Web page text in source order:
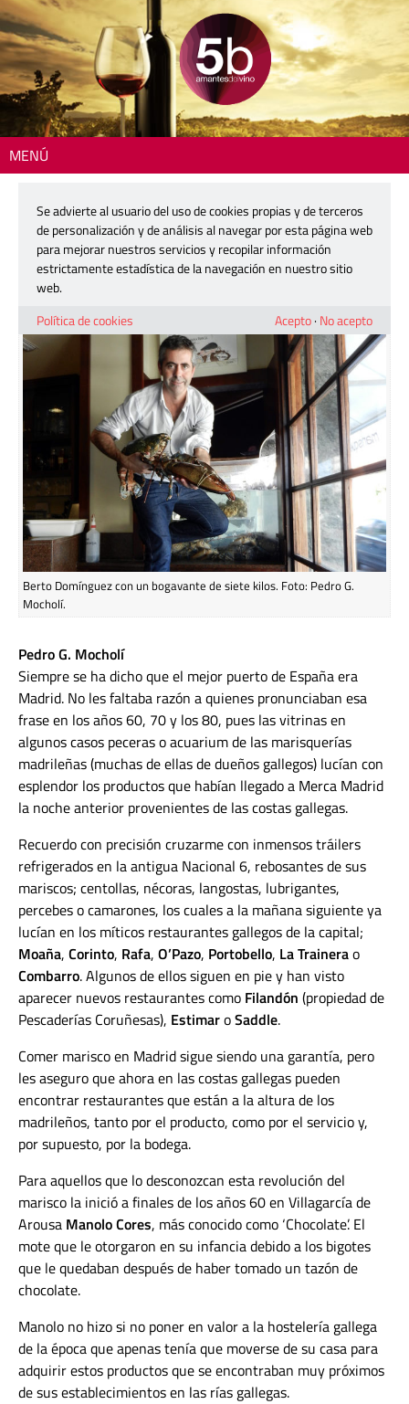
MENÚ
De paseo por los grandes
marisqueros gallegos
25 marzo, 2021
Berto Domínguez con un bogavante de siete kilos. Foto: Pedro G.
Mocholí.
Pedro G. Mocholí
Siempre se ha dicho que el mejor puerto de España era
Madrid. No les faltaba razón a quienes pronunciaban esa
frase en los años 60, 70 y los 80, pues las vitrinas en
algunos casos peceras o acuarium de las marisquerías
madrileñas (muchas de ellas de dueños gallegos) lucían con
esplendor los productos que habían llegado a Merca Madrid
la noche anterior provenientes de las costas gallegas.
Recuerdo con precisión cruzarme con inmensos tráilers
refrigerados en la antigua Nacional 6, rebosantes de sus
mariscos; centollas, nécoras, langostas, lubrigantes,
percebes o camarones, los cuales a la mañana siguiente ya
lucían en los míticos restaurantes gallegos de la capital;
Moaña, Corinto, Rafa, O’Pazo, Portobello, La Trainerao
Combarro. Algunos de ellos siguen en pie y han visto
aparecer nuevos restaurantes como Filandón (propiedad de
Pescaderías Coruñesas), EstimaroSaddle.
Comer marisco en Madrid sigue siendo una garantía, pero
les aseguro que ahora en las costas gallegas pueden
encontrar restaurantes que están a la altura de los
madrileños, tanto por el producto, como por el servicio y,
por supuesto, por la bodega.
Para aquellos que lo desconozcan esta revolución del
marisco la inició a finales de los años 60 en Villagarcía de
Arousa Manolo Cores, más conocido como ‘Chocolate’. El
mote que le otorgaron en su infancia debido a los bigotes
que le quedaban después de haber tomado un tazón de
chocolate.
Manolo no hizo si no poner en valor a la hostelería gallega
de la época que apenas tenía que moverse de su casa para
adquirir estos productos que se encontraban muy próximos
de sus establecimientos en las rías gallegas.
Se advierte al usuario del uso de cookies propias y de terceros
de personalización y de análisis al navegar por esta página web
para mejorar nuestros servicios y recopilar información
estrictamente estadística de la navegación en nuestro sitio
web.
Política de cookies
Acepto· No acepto